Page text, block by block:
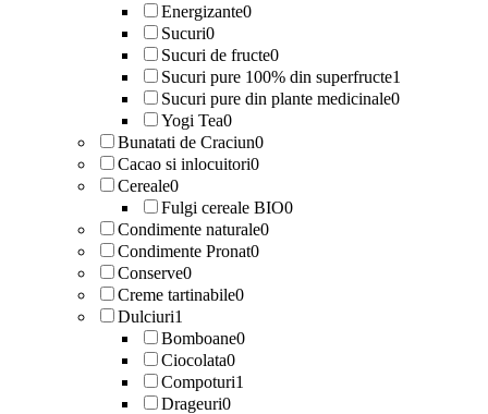
Energizante0
Sucuri0
Sucuri de fructe0
Sucuri pure 100% din superfructe1
Sucuri pure din plante medicinale0
Yogi Tea0
Bunatati de Craciun0
Cacao si inlocuitori0
Cereale0
Fulgi cereale BIO0
Condimente naturale0
Condimente Pronat0
Conserve0
Creme tartinabile0
Dulciuri1
Bomboane0
Ciocolata0
Compoturi1
Drageuri0